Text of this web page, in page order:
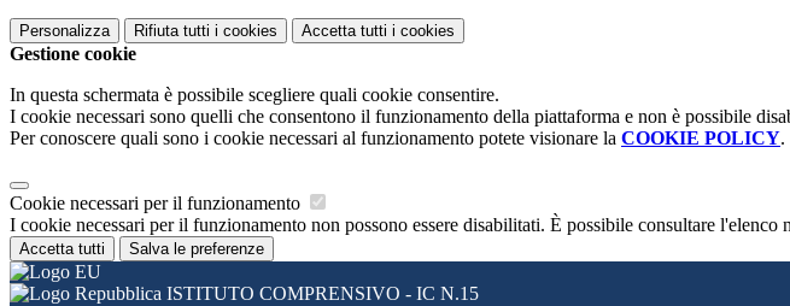
Personalizza Rifiuta tutti i cookies Accetta tutti i cookies
Gestione cookie
In questa schermata è possibile scegliere quali cookie consentire.
I cookie necessari sono quelli che consentono il funzionamento della piattaforma e non è possibile
Per conoscere quali sono i cookie necessari al funzionamento potete visionare la COOKIE POLICY.
Cookie necessari per il funzionamento
I cookie necessari per il funzionamento non possono essere disabilitati. È possibile consultare l'elenco
Accetta tutti Salva le preferenze
ISTITUTO COMPRENSIVO - IC N.15